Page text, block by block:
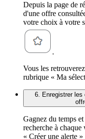
Depuis la page de
d'une offre
votre choix à votre
.
Vous les
rubrique « Ma
6. Enregistrer les
Gagnez du temps
recherche à
« Créer une alerte »